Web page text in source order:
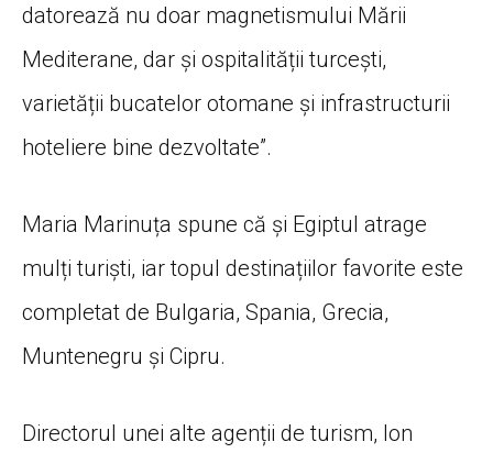
datorează nu doar magnetismului Mării
Mediterane, dar și ospitalității turcești,
varietății bucatelor otomane și infrastructurii
hoteliere bine dezvoltate”.
Maria Marinuța spune că și Egiptul atrage
mulți turiști, iar topul destinațiilor favorite este
completat de Bulgaria, Spania, Grecia,
Muntenegru și Cipru.
Directorul unei alte agenții de turism, Ion